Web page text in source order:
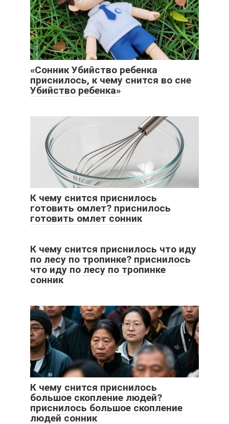
«Сонник Убийство ребенка
приснилось, к чему снится во сне
Убийство ребенка»
К чему снится приснилось
готовить омлет? приснилось
готовить омлет сонник
К чему снится приснилось что иду
по лесу по тропинке? приснилось
что иду по лесу по тропинке
сонник
К чему снится приснилось
большое скопление людей?
приснилось большое скопление
людей сонник